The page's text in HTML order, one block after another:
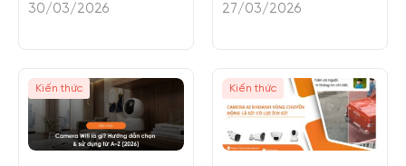
30/03/2026 27/03/2026
Kiến thức Kiến thức